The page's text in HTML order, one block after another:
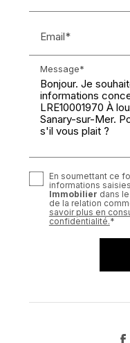
Email*
Message*
En soumettant ce
informations
Immobilier dans
de la relation
savoir plus en
confidentialité.*